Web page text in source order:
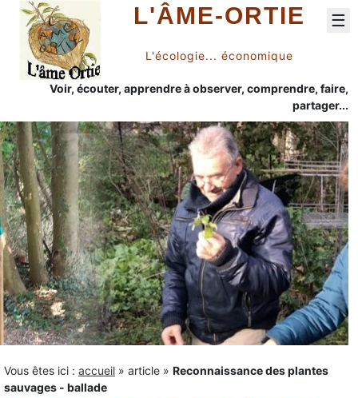
L'ÂME-ORTIE
L'écologie... économique
Voir, écouter, apprendre à observer, comprendre, faire,
partager...
☰
Vous êtes ici : accueil » article » Reconnaissance des plantes
sauvages - ballade